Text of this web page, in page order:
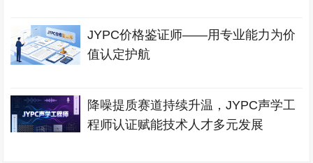
JYPC价格鉴证师——用专业能力为价
值认定护航
降噪提质赛道持续升温，JYPC声学工
程师认证赋能技术人才多元发展